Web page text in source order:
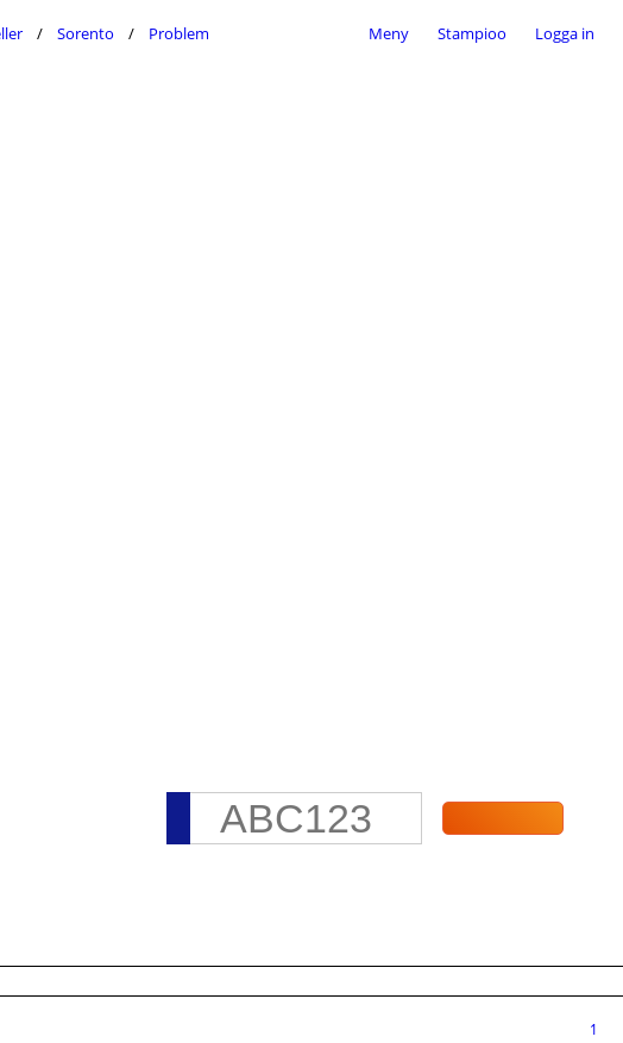
Meny Stampioo Logga in
Sorento Problem
1